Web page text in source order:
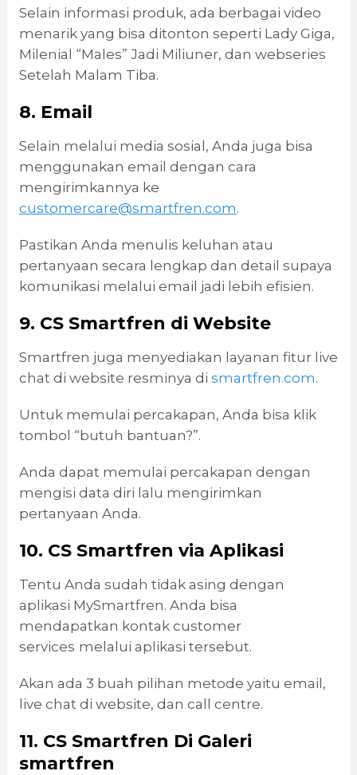
Selain informasi produk, ada berbagai video
menarik yang bisa ditonton seperti Lady Giga,
Milenial “Males” Jadi Miliuner, dan webseries
Setelah Malam Tiba.
8. Email
Selain melalui media sosial, Anda juga bisa
menggunakan email dengan cara
mengirimkannya ke
customercare@smartfren.com.
Pastikan Anda menulis keluhan atau
pertanyaan secara lengkap dan detail supaya
komunikasi melalui email jadi lebih efisien.
9. CS Smartfren di Website
Smartfren juga menyediakan layanan fitur live
chat di website resminya di smartfren.com.
Untuk memulai percakapan, Anda bisa klik
tombol “butuh bantuan?”.
Anda dapat memulai percakapan dengan
mengisi data diri lalu mengirimkan
pertanyaan Anda.
10. CS Smartfren via Aplikasi
Tentu Anda sudah tidak asing dengan
aplikasi MySmartfren. Anda bisa
mendapatkan kontak customer
services melalui aplikasi tersebut.
Akan ada 3 buah pilihan metode yaitu email,
live chat di website, dan call centre.
11. CS Smartfren Di Galeri
smartfren